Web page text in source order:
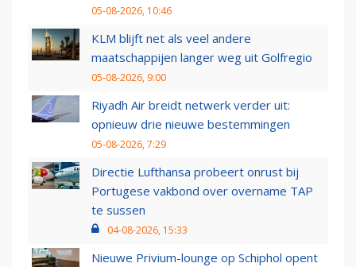
05-08-2026, 10:46
KLM blijft net als veel andere
maatschappijen langer weg uit Golfregio
05-08-2026, 9:00
Riyadh Air breidt netwerk verder uit:
opnieuw drie nieuwe bestemmingen
05-08-2026, 7:29
Directie Lufthansa probeert onrust bij
Portugese vakbond over overname TAP
te sussen
04-08-2026, 15:33
Nieuwe Privium-lounge op Schiphol opent